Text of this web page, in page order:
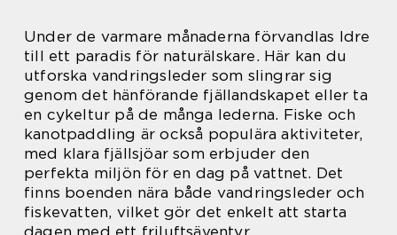
Under de varmare månaderna förvandlas Idre
till ett paradis för naturälskare. Här kan du
utforska vandringsleder som slingrar sig
genom det hänförande fjällandskapet eller ta
en cykeltur på de många lederna. Fiske och
kanotpaddling är också populära aktiviteter,
med klara fjällsjöar som erbjuder den
perfekta miljön för en dag på vattnet. Det
finns boenden nära både vandringsleder och
fiskevatten, vilket gör det enkelt att starta
dagen med ett friluftsäventyr.